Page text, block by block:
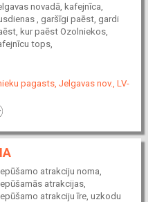
novadā, kafejnīca,
, garšīgi paēst, gardi
kur paēst Ozolniekos,
tops,
pagasts, Jelgavas nov., LV-
atrakciju noma,
atrakcijas,
atrakciju īre, uzkodu